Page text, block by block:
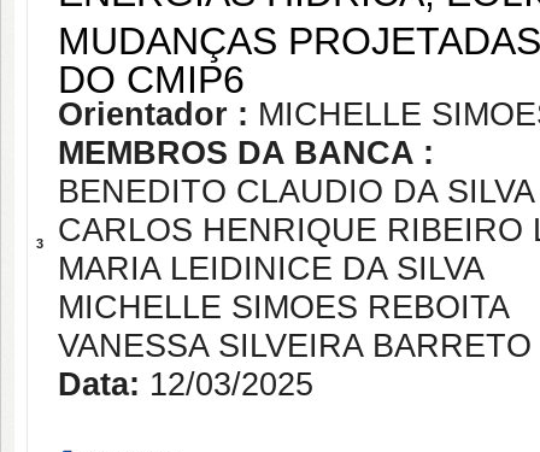
3
MUDANÇAS
DO CMIP6
Orientador : MICHELLE
MEMBROS DA BANCA :
BENEDITO CLAUDIO DA SILVA
CARLOS HENRIQUE RIBEIRO
MARIA LEIDINICE DA SILVA
MICHELLE SIMOES REBOITA
VANESSA SILVEIRA
Data: 12/03/2025